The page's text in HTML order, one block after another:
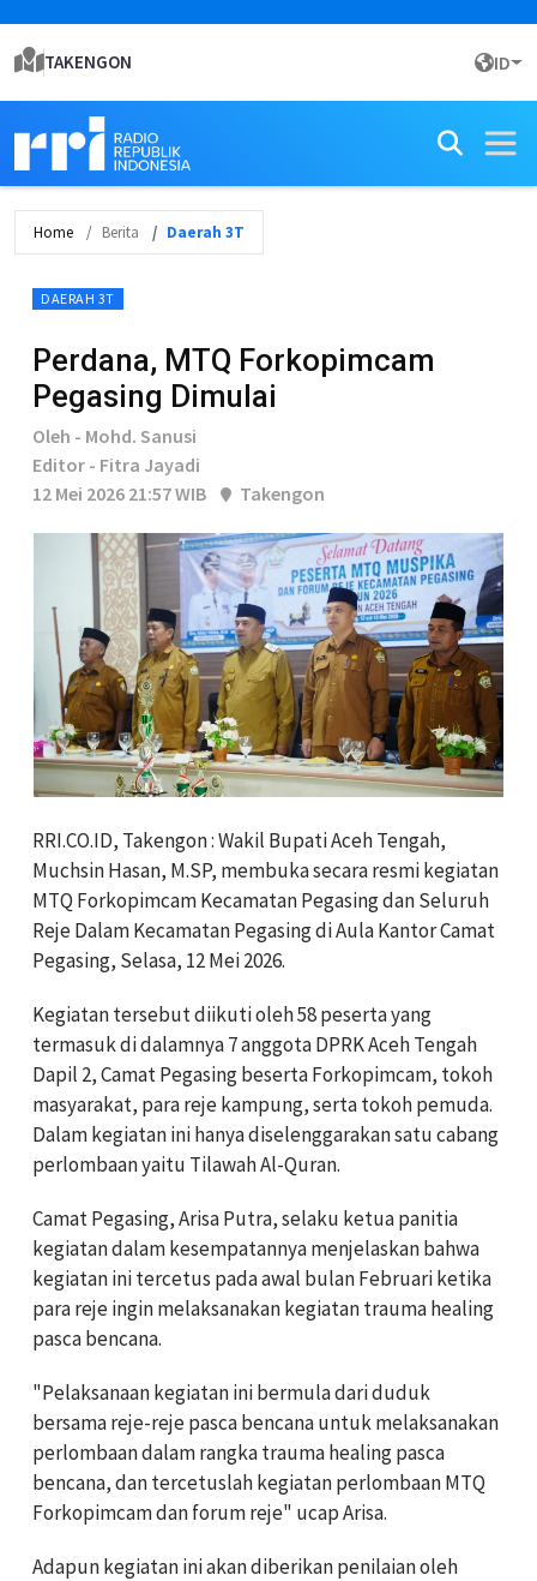
TAKENGON ID
Home Berita Daerah 3T
DAERAH 3T
Perdana, MTQ Forkopimcam
Pegasing Dimulai
Oleh - Mohd. Sanusi
Editor - Fitra Jayadi
12 Mei 2026 21:57 WIB
Takengon
RRI.CO.ID, Takengon : Wakil Bupati Aceh Tengah,
Muchsin Hasan, M.SP, membuka secara resmi kegiatan
MTQ Forkopimcam Kecamatan Pegasing dan Seluruh
Reje Dalam Kecamatan Pegasing di Aula Kantor Camat
Pegasing, Selasa, 12 Mei 2026.
Kegiatan tersebut diikuti oleh 58 peserta yang
termasuk di dalamnya 7 anggota DPRK Aceh Tengah
Dapil 2, Camat Pegasing beserta Forkopimcam, tokoh
masyarakat, para reje kampung, serta tokoh pemuda.
Dalam kegiatan ini hanya diselenggarakan satu cabang
perlombaan yaitu Tilawah Al-Quran.
Camat Pegasing, Arisa Putra, selaku ketua panitia
kegiatan dalam kesempatannya menjelaskan bahwa
kegiatan ini tercetus pada awal bulan Februari ketika
para reje ingin melaksanakan kegiatan trauma healing
pasca bencana.
"Pelaksanaan kegiatan ini bermula dari duduk
bersama reje-reje pasca bencana untuk melaksanakan
perlombaan dalam rangka trauma healing pasca
bencana, dan tercetuslah kegiatan perlombaan MTQ
Forkopimcam dan forum reje" ucap Arisa.
Adapun kegiatan ini akan diberikan penilaian oleh